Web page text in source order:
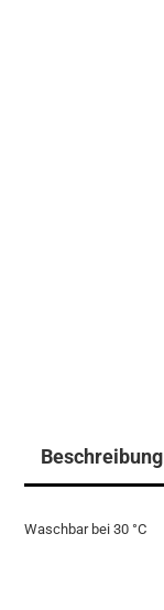
Beschreibung
Waschbar bei 30 °C